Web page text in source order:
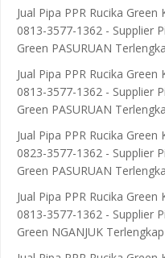
Jual Pipa PPR Rucika
0813-3577-1362 - Supplier
Green PASURUAN
Jual Pipa PPR Rucika
0813-3577-1362 - Supplier
Green PASURUAN
Jual Pipa PPR Rucika Green
0823-3577-1362 - Supplier
Green PASURUAN
Jual Pipa PPR Rucika
0813-3577-1362 - Supplier
Green NGANJUK